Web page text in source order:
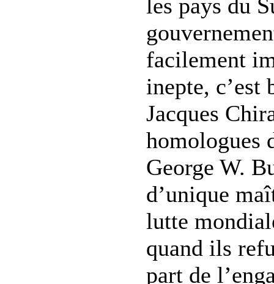
les pays du
facilement
inepte, c’est
Jacques
homologues
George W.
d’unique
lutte
quand ils
part de